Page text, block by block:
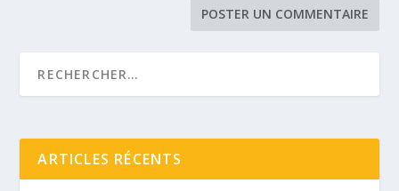
ARTICLES RÉCENTS